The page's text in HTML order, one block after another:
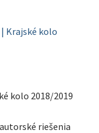
Krajské kolo
kolo 2018/2019
riešenia